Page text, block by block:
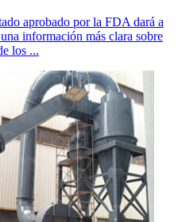
aprobado por la FDA dará a
información más clara sobre
los ...